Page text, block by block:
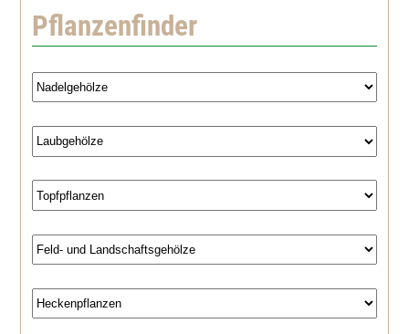
Riesenlebensbaum
Westamerik. Tsuga
Weinrose
Blaue Hechtrose
Apfelrose
Bibernellrose
Böschungsrose
Ohrweide
Pflanzenfinder